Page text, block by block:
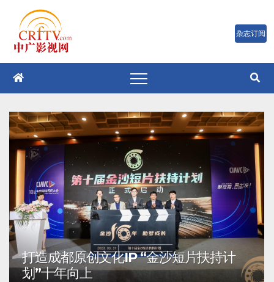
容
打造成都原创文化IP “金沙短片扶持计
划”十年向上